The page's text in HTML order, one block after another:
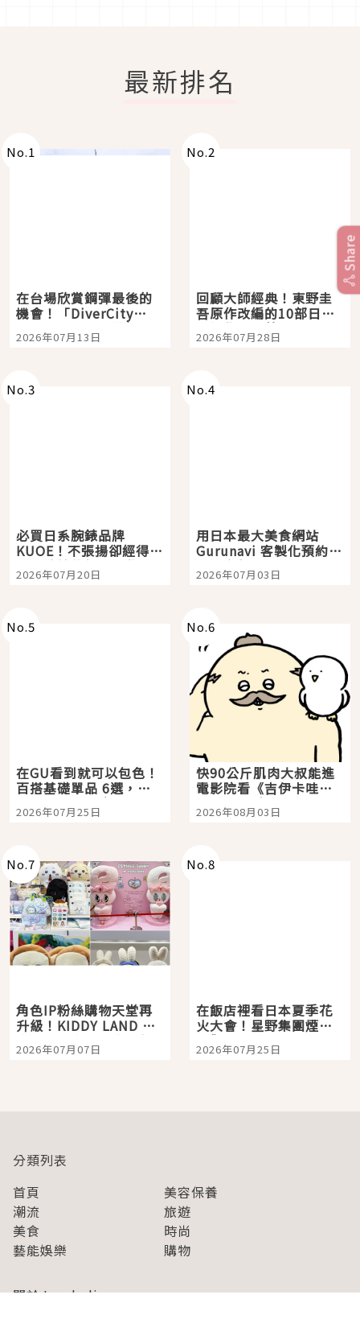
最新排名
No.1
在台場欣賞鋼彈最後的
機會！「DiverCity
Tokyo Plaza」搭船、
購物、美食及夜景，一
2026年07月13日
No.2
回顧大師經典！東野圭
吾原作改編的10部日本
影視作品推薦
2026年07月28日
No.3
必買日系腕錶品牌
KUOE！不張揚卻經得起
時間洗鍊的經典之作五
選
2026年07月20日
No.4
用日本最大美食網站
Gurunavi 客製化預約九
大都市餐廳，打造專屬
美食體驗！
2026年07月03日
No.5
在GU看到就可以包色！
百搭基礎單品 6選，閉
眼全收也不心疼
2026年07月25日
No.6
快90公斤肌肉大叔能進
電影院看《吉伊卡哇》
嗎？日本重金屬樂團
「打首」會長與nagano
2026年08月03日
No.7
角色IP粉絲購物天堂再
升級！KIDDY LAND 原
宿店吉伊卡哇迎客，新
開幕 OMOKADO 店3分
2026年07月07日
No.8
在飯店裡看日本夏季花
火大會！星野集團煙火
景觀飯店6選，讓你不用
人擠人悠閒欣賞
2026年07月25日
Share
分類列表
首頁
美容保養
潮流
旅遊
美食
時尚
藝能娛樂
購物
關於Japaholic